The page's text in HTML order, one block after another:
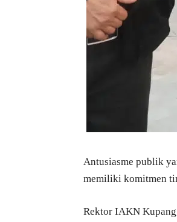
Antusiasme publik
memiliki komitmen
Rektor IAKN